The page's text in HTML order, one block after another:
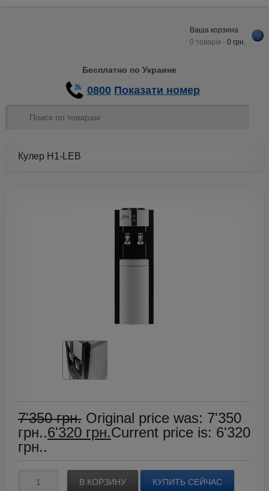
Ваша корзина
0 товарів -0 грн.
Бесплатно по Украине
0800 Показати номер
Кулер H1-LEB
7'350грн. Original price was: 7'350
грн..6'320грн.Current price is: 6'320
грн..
В КОРЗИНУ КУПИТЬ СЕЙЧАС